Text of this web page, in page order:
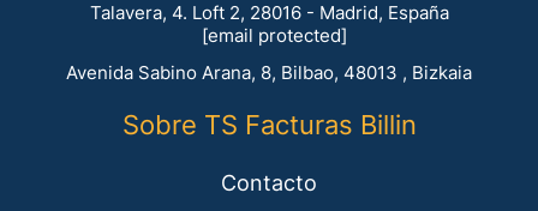
Talavera, 4. Loft 2, 28016 - Madrid, España
[email protected]
Avenida Sabino Arana, 8, Bilbao, 48013 , Bizkaia
Sobre TS Facturas Billin
Contacto